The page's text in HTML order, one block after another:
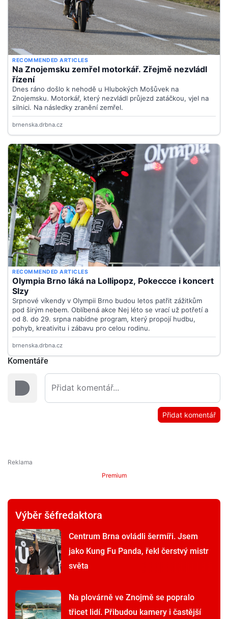
Komentáře
Přidat komentář
Premium
Výběr šéfredaktora
Centrum Brna ovládli šermíři. Jsem
jako Kung Fu Panda, řekl čerstvý mistr
světa
Na plovárně ve Znojmě se popralo
třicet lidí. Přibudou kamery i častější